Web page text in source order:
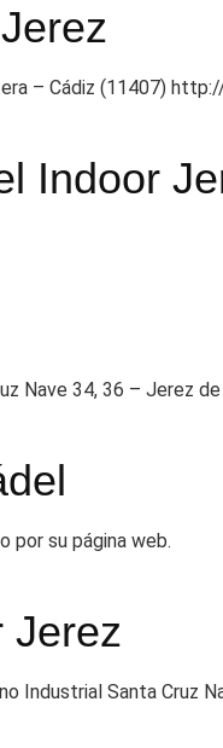
– Cádiz (11407)
Indoor
Nave 34, 36 – Jerez
por su página web.
Jerez
Industrial Santa Cruz